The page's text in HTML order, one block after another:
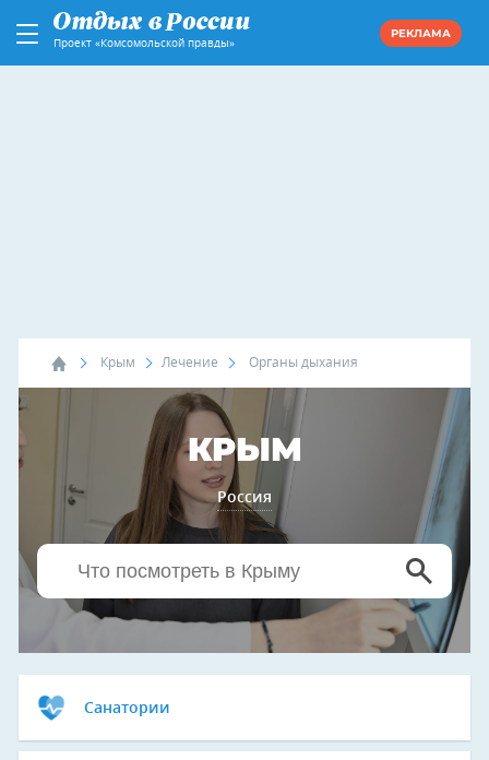
Проект «Комсомольской правды»
РЕКЛАМА
Крым Лечение Органы дыхания
КРЫМ
Россия
Санатории